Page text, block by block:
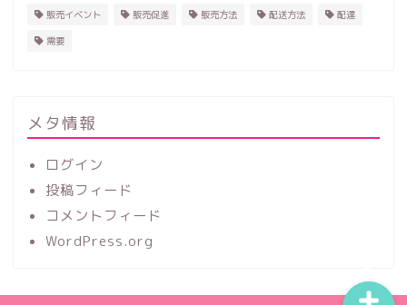
販売イベント 販売促進 販売方法 配送方法 配達
需要
メタ情報
ログイン
投稿フィード
コメントフィード
WordPress.org